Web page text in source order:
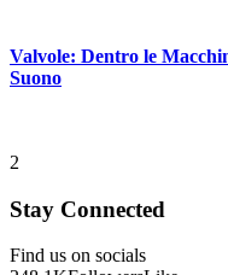
Valvole: Dentro le
Suono
2
Stay Connected
Find us on socials